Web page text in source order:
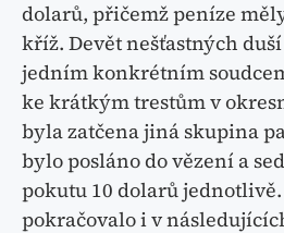
dolarů, přičemž peníze
kříž. Devět nešťastných
jedním konkrétním
ke krátkým trestům v
byla zatčena jiná skupina
bylo posláno do vězení a
pokutu 10 dolarů
pokračovalo i v